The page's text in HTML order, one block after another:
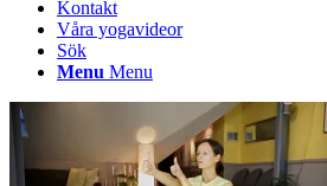
Kontakt
Våra yogavideor
Sök
Menu Menu